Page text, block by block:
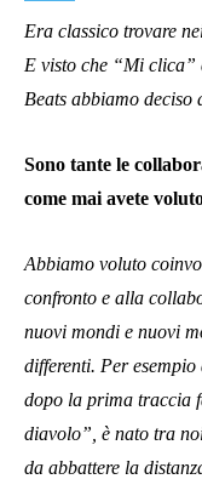
Era classico trovare
E visto che “Mi clica”
Beats abbiamo
Sono tante le
come mai avete
Abbiamo voluto
confronto e alla
nuovi mondi e nuovi
differenti. Per
dopo la prima traccia
diavolo”, è nato tra
da abbattere la